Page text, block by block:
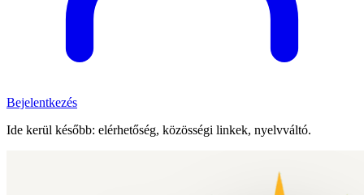
Bejelentkezés
Ide kerül később: elérhetőség, közösségi linkek, nyelvváltó.